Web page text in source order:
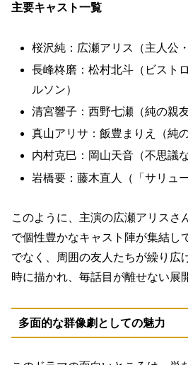
主要キャスト一覧
桜沢純：広瀬アリス（主人公
長峰柊磨：松村北斗（ビスト
ルソン）
清宮響子：西野七瀬（純の親
真山アリサ：飯豊まりえ（純
内村克巳：岡山天音（不思議
岩橋要：藤木直人（「サリュ
このように、主演の広瀬アリスさ
で個性豊かなキャスト陣が集結し
でなく、周囲の友人たちが繰り広
時に描かれ、毎話目が離せない展
多面的な群像劇としての魅力